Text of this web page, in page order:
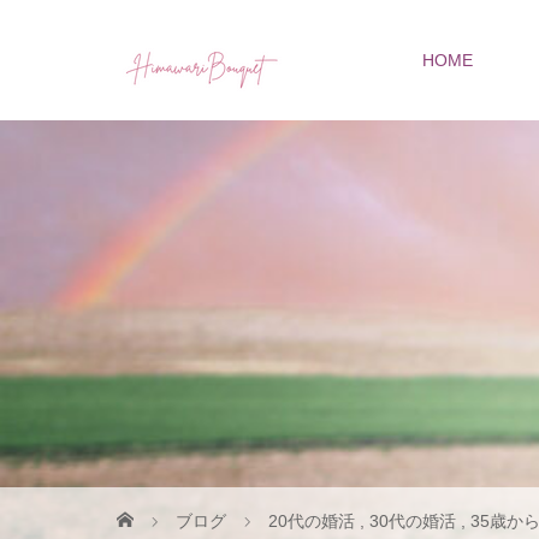
HOME
ブログ 20代の婚活 30代の婚活 35歳か